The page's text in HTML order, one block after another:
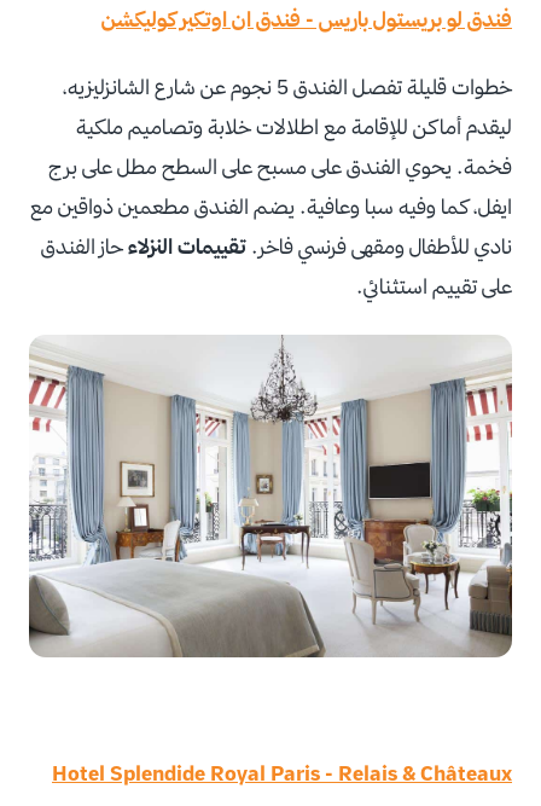
فندق لو بريستول باريس - فندق ان اوتكير كوليكشن
خطوات قليلة تفصل الفندق 5 نجوم عن شارع الشانزليزيه،
ليقدم أماكن للإقامة مع اطلالات خلابة وتصاميم ملكية
فخمة. يحوي الفندق على مسبح على السطح مطل على برج
ايفل، كما وفيه سبا وعافية. يضم الفندق مطعمين ذواقين مع
نادي للأطفال ومقهى فرنسي فاخر. تقييمات النزلاءحاز الفندق
على تقييم استثنائي.
Hotel Splendide Royal Paris - Relais & Châteaux